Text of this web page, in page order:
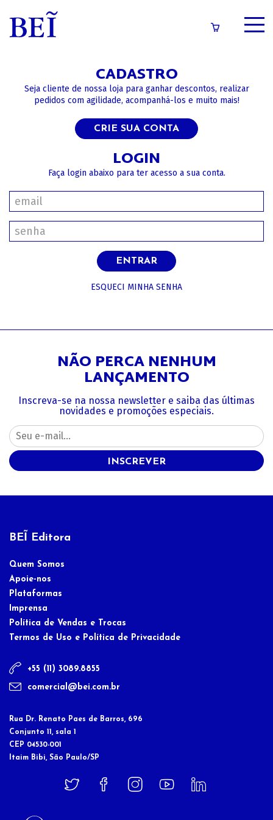
CATÁLOGO
CADASTRO
Seja cliente de nossa loja para ganhar descontos, realizar
pedidos com agilidade, acompanhá-los e muito mais!
CRIE SUA CONTA
LOGIN
Faça login abaixo para ter acesso a sua conta.
ENTRAR
ESQUECI MINHA SENHA
NÃO PERCA NENHUM
LANÇAMENTO
Inscreva-se na nossa newsletter e saiba das últimas
novidades e promoções especiais.
INSCREVER
BEĨ Editora
Quem Somos
Apoie-nos
Plataformas
Imprensa
Política de Vendas e Trocas
Termos de Uso e Política de Privacidade
+55 (11) 3089.8855
comercial@bei.com.br
Rua Dr. Renato Paes de Barros, 696
Conjunto 11, sala 1
CEP 04530-001
Itaim Bibi, São Paulo/SP